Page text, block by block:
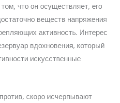
что он осуществляет, его
веществ напряжения
активность. Интерес
вдохновения, который
искусственные
скоро исчерпывают